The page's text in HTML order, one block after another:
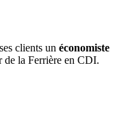
clients un économiste
de la Ferrière en CDI.